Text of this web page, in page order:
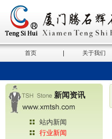
首页 关于我们
新闻资讯
站内新闻
行业新闻